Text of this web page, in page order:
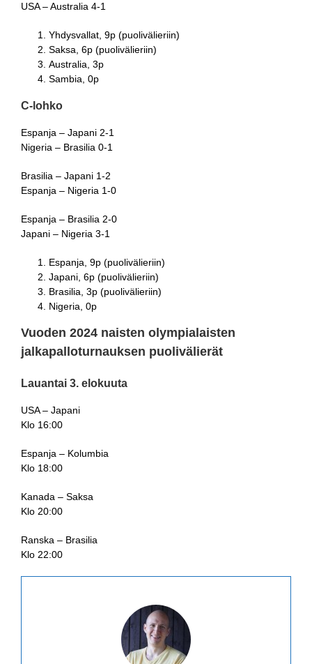
USA – Australia 4-1
Yhdysvallat, 9p (puolivälieriin)
Saksa, 6p (puolivälieriin)
Australia, 3p
Sambia, 0p
C-lohko
Espanja – Japani 2-1
Nigeria – Brasilia 0-1
Brasilia – Japani 1-2
Espanja – Nigeria 1-0
Espanja – Brasilia 2-0
Japani – Nigeria 3-1
Espanja, 9p (puolivälieriin)
Japani, 6p (puolivälieriin)
Brasilia, 3p (puolivälieriin)
Nigeria, 0p
Vuoden 2024 naisten olympialaisten
jalkapalloturnauksen puolivälierät
Lauantai 3. elokuuta
USA – Japani
Klo 16:00
Espanja – Kolumbia
Klo 18:00
Kanada – Saksa
Klo 20:00
Ranska – Brasilia
Klo 22:00